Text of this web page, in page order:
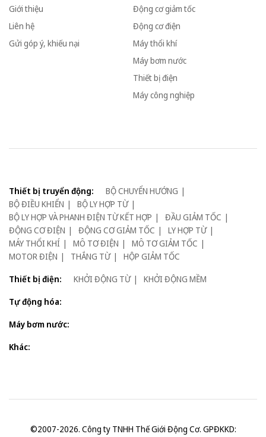
Giới thiệu
Liên hệ
Gửi góp ý, khiếu nại
Động cơ giảm tốc
Động cơ điện
Máy thổi khí
Máy bơm nước
Thiết bị điện
Máy công nghiệp
Thiết bị truyển động:
BỘ CHUYỂN HƯỚNG
BỘ ĐIỀU KHIỂN
BỘ LY HỢP TỪ
BỘ LY HỢP VÀ PHANH ĐIỆN TỪ KẾT HỢP
ĐẦU GIẢM TỐC
ĐỘNG CƠ ĐIỆN
ĐỘNG CƠ GIẢM TỐC
LY HỢP TỪ
MÁY THỔI KHÍ
MÔ TƠ ĐIỆN
MÔ TƠ GIẢM TỐC
MOTOR ĐIỆN
THẮNG TỪ
HỘP GIẢM TỐC
Thiết bị điện:
KHỞI ĐỘNG TỪ
KHỞI ĐỘNG MỀM
Tự động hóa:
Máy bơm nước:
Khác:
©2007-2026. Công ty TNHH Thế Giới Động Cơ. GPĐKKD: